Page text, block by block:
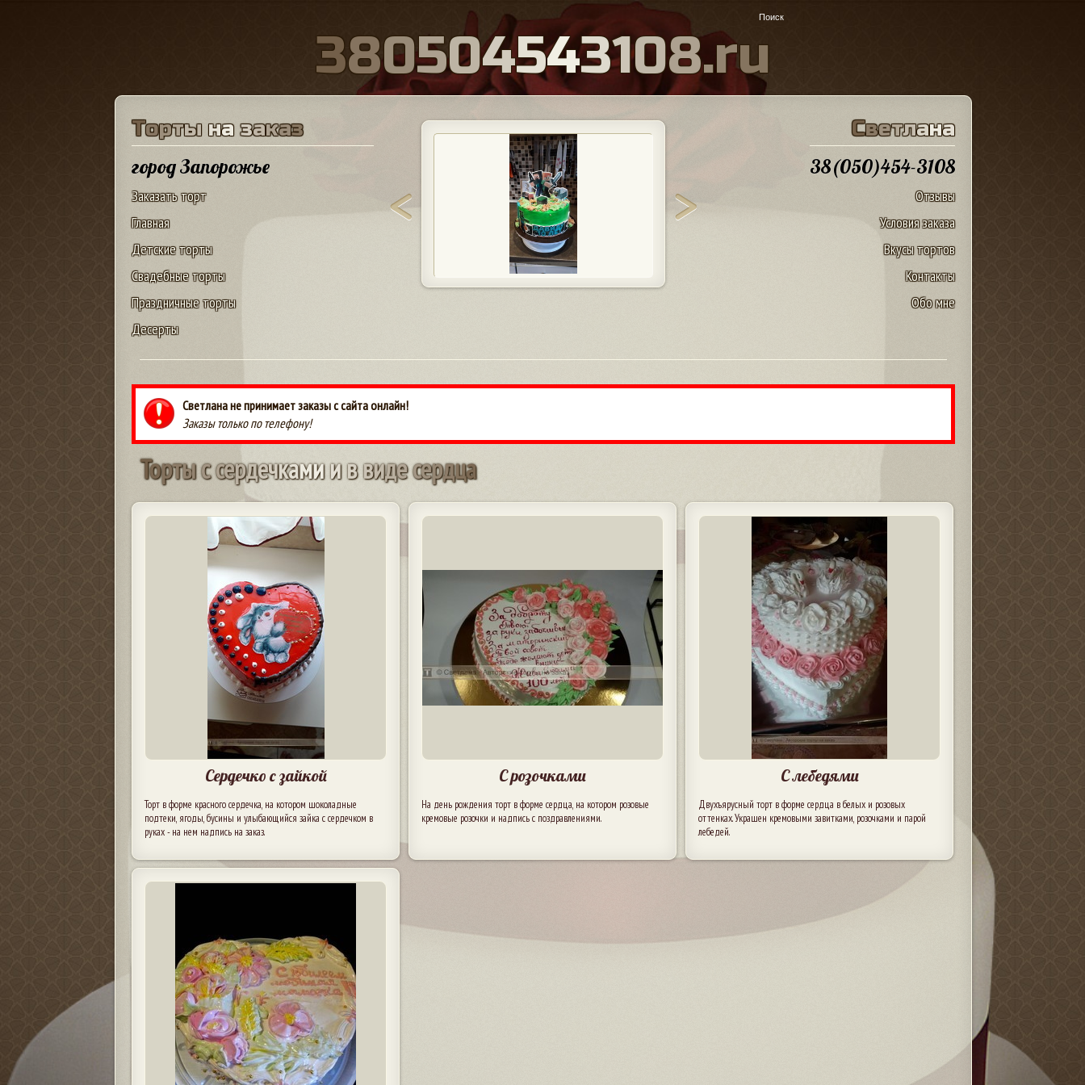
380504543108.ru
Торты на заказ
город Запорожье
Заказать торт
Главная
Детские торты
Свадебные торты
Праздничные торты
Десерты
Светлана
38(050)454-3108
Отзывы
Условия заказа
Вкусы тортов
Контакты
Обо мне
Светлана не принимает заказы с сайта онлайн!
Заказы только по телефону!
Тортыссердечкамииввидесердца
Сердечко с зайкой
Торт в форме красного сердечка, на котором шоколадные
подтеки, ягоды, бусины и улыбающийся зайка с сердечком в
руках - на нем надпись на заказ.
С розочками
На день рождения торт в форме сердца, на котором розовые
кремовые розочки и надпись с поздравлениями.
С лебедями
Двухъярусный торт в форме сердца в белых и розовых
оттенках. Украшен кремовыми завитками, розочками и парой
лебедей.